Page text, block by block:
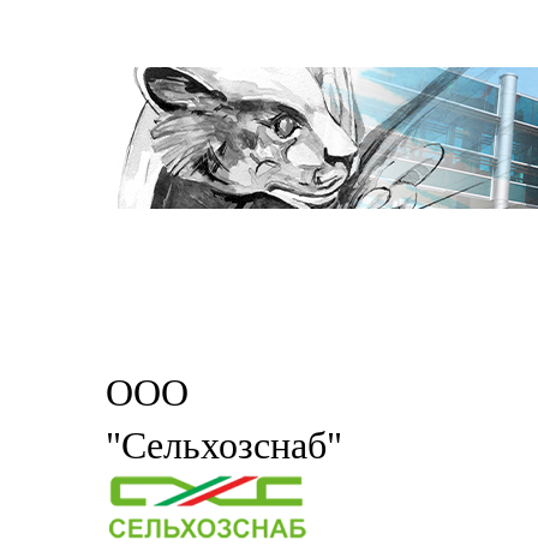
ООО
"Сельхозснаб"